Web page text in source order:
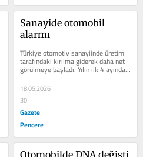
Sanayide otomobil
alarmı
Türkiye otomotiv sanayiinde üretim
tarafındaki kırılma giderek daha net
görülmeye başladı. Yılın ilk 4 ayında
toplam üretim yüzde 3.4...
18.05.2026
30
Gazete
Pencere